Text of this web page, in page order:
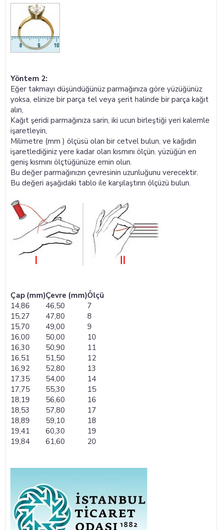
Yöntem 2:
Eğer takmayı düşündüğünüz parmağınıza göre yüzüğünüz
yoksa, elinize bir parça tel veya şerit halinde bir parça kağıt
alın,
Kağıt şeridi parmağınıza sarin, iki ucun birleştiği yeri kalemle
işaretleyin,
Milimetre (mm ) ölçüsü olan bir cetvel bulun, ve kağıdın
işaretlediğiniz yere kadar olan kısmını ölçün. yüzüğün en
geniş kısmını ölçtüğünüze emin olun.
Bu değer parmağınızın çevresinin uzunluğunu verecektir.
Bu değeri aşağıdaki tablo ile karşılaştırın ölçüzü bulun.
Çap (mm)Çevre (mm)Ölçü
14,86
46,50
7
15,27
47,80
8
15,70
49,00
9
16,00
50,00
10
16,30
50,90
11
16,51
51,50
12
16,92
52,80
13
17,35
54,00
14
17,75
55,30
15
18,19
56,60
16
18,53
57,80
17
18,89
59,10
18
19,41
60,30
19
19,84
61,60 20